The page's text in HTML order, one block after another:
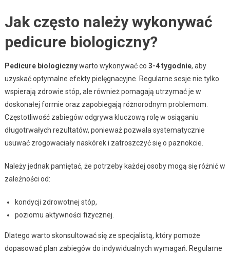
Jak często należy wykonywać
pedicure biologiczny?
Pedicure biologicznywarto wykonywać co 3-4 tygodnie, aby
uzyskać optymalne efekty pielęgnacyjne. Regularne sesje nie tylko
wspierają zdrowie stóp, ale również pomagają utrzymać je w
doskonałej formie oraz zapobiegają różnorodnym problemom.
Częstotliwość zabiegów odgrywa kluczową rolę w osiąganiu
długotrwałych rezultatów, ponieważ pozwala systematycznie
usuwać zrogowaciały naskórek i zatroszczyć się o paznokcie.
Należy jednak pamiętać, że potrzeby każdej osoby mogą się różnić w
zależności od:
kondycji zdrowotnej stóp,
poziomu aktywności fizycznej.
Dlatego warto skonsultować się ze specjalistą, który pomoże
dopasować plan zabiegów do indywidualnych wymagań. Regularne